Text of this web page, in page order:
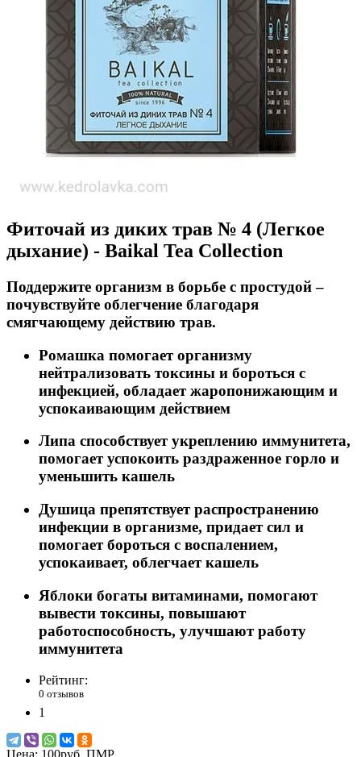
Фиточай из диких трав № 4 (Легкое
дыхание) - Baikal Tea Collection
Поддержите организм в борьбе с простудой –
почувствуйте облегчение благодаря
смягчающему действию трав.
Ромашка помогает организму
нейтрализовать токсины и бороться с
инфекцией, обладает жаропонижающим и
успокаивающим действием
Липа способствует укреплению иммунитета,
помогает успокоить раздраженное горло и
уменьшить кашель
Душица препятствует распространению
инфекции в организме, придает сил и
помогает бороться с воспалением,
успокаивает, облегчает кашель
Яблоки богаты витаминами, помогают
вывести токсины, повышают
работоспособность, улучшают работу
иммунитета
Рейтинг:
0 отзывов
1
Цена: 100руб. ПМР